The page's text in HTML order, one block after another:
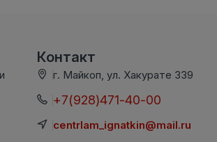
Контакт
г. Майкоп, ул. Хакурате 339
+7(928)471-40-00
centrlam_ignatkin@mail.ru